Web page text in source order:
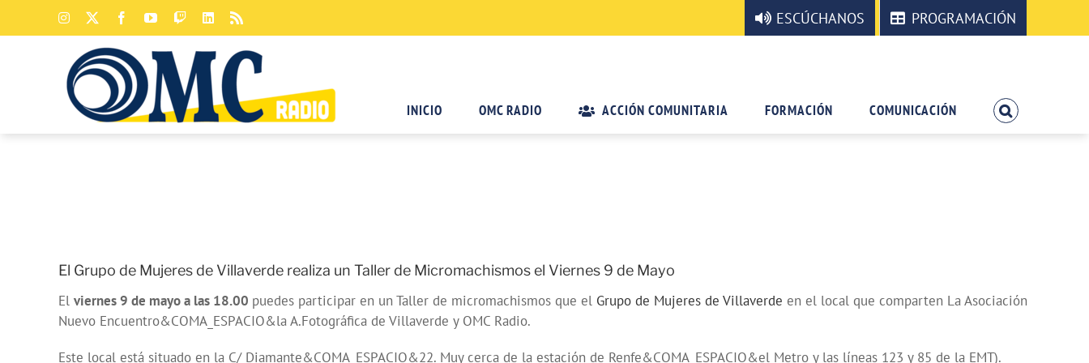
Instagram FacebookYouTube
TwitchLinkedIn ESCÚCHANOS PROGRAMACIÓN
INICIO OMC RADIO ACCIÓN COMUNITARIA FORMACIÓN COMUNICACIÓN
El Grupo de Mujeres de Villaverde realiza un Taller de Micromachismos el Viernes 9 de Mayo
El viernes 9 de mayo a las 18.00 puedes participar en un Taller de micromachismos que el Grupo de Mujeres de Villaverde en el local que comparten La Asociación
Nuevo Encuentro&COMA_ESPACIO&la A.Fotográfica de Villaverde y OMC Radio.
Este local está situado en la C/ Diamante&COMA_ESPACIO&22. Muy cerca de la estación de Renfe&COMA_ESPACIO&el Metro y las líneas 123 y 85 de la EMT).